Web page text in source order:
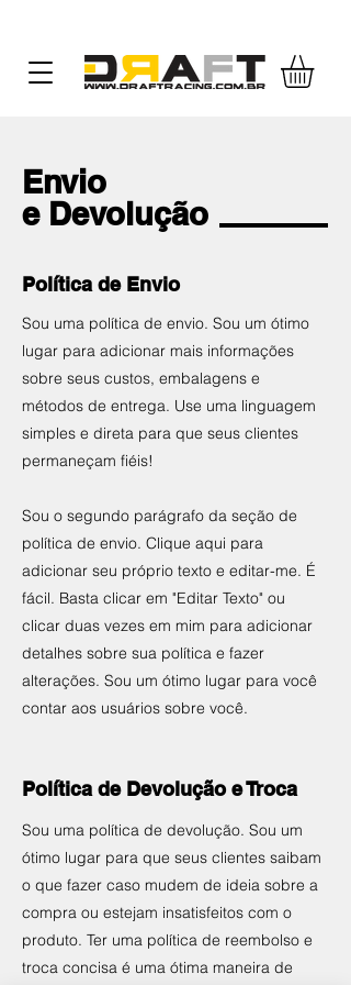
Envio
e Devolução
Política de Envio
Sou uma política de envio. Sou um ótimo
lugar para adicionar mais informações
sobre seus custos, embalagens e
métodos de entrega. Use uma linguagem
simples e direta para que seus clientes
permaneçam fiéis!
Sou o segundo parágrafo da seção de
política de envio. Clique aqui para
adicionar seu próprio texto e editar-me. É
fácil. Basta clicar em "Editar Texto" ou
clicar duas vezes em mim para adicionar
detalhes sobre sua política e fazer
alterações. Sou um ótimo lugar para você
contar aos usuários sobre você.
Política de Devolução e Troca
Sou uma política de devolução. Sou um
ótimo lugar para que seus clientes saibam
o que fazer caso mudem de ideia sobre a
compra ou estejam insatisfeitos com o
produto. Ter uma política de reembolso e
troca concisa é uma ótima maneira de